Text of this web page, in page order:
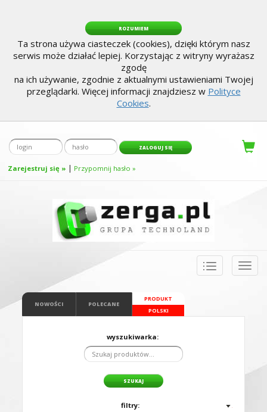
ROZUMIEM
Ta strona używa ciasteczek (cookies), dzięki którym nasz
serwis może działać lepiej. Korzystając z witryny wyrażasz
zgodę
na ich używanie, zgodnie z aktualnymi ustawieniami Twojej
przeglądarki. Więcej informacji znajdziesz w Polityce
Cookies.
Zarejestruj się » | Przypomnij hasło »
Toggle
NOWOŚCI POLECANE
PRODUKT
POLSKI
wyszukiwarka:
filtry: